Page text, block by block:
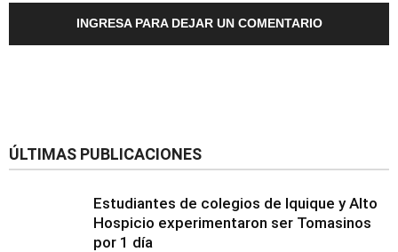
INGRESA PARA DEJAR UN COMENTARIO
ÚLTIMAS PUBLICACIONES
Estudiantes de colegios de Iquique y Alto
Hospicio experimentaron ser Tomasinos
por 1 día